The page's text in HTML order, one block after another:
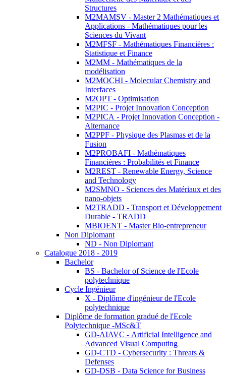
Structures
M2MAMSV - Master 2 Mathématiques et
Applications - Mathématiques pour les
Sciences du Vivant
M2MFSF - Mathématiques Financières :
Statistique et Finance
M2MM - Mathématiques de la
modélisation
M2MOCHI - Molecular Chemistry and
Interfaces
M2OPT - Optimisation
M2PIC - Projet Innovation Conception
M2PICA - Projet Innovation Conception -
Alternance
M2PPF - Physique des Plasmas et de la
Fusion
M2PROBAFI - Mathématiques
Financières : Probabilités et Finance
M2REST - Renewable Energy, Science
and Technology
M2SMNO - Sciences des Matériaux et des
nano-objets
M2TRADD - Transport et Développement
Durable - TRADD
MBIOENT - Master Bio-entrepreneur
Non Diplomant
ND - Non Diplomant
Catalogue 2018 - 2019
Bachelor
BS - Bachelor of Science de l'Ecole
polytechnique
Cycle Ingénieur
X - Diplôme d'ingénieur de l'Ecole
polytechnique
Diplôme de formation gradué de l'Ecole
Polytechnique -MSc&T
GD-AIAVC - Artificial Intelligence and
Advanced Visual Computing
GD-CTD - Cybersecurity : Threats &
Defenses
GD-DSB - Data Science for Business